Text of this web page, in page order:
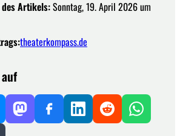
Artikels:Sonntag, 19. April 2026 um
theaterkompass.de